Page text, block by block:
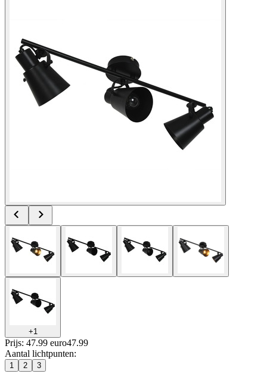
+1
Prijs: 47.99 euro47.99
Aantal lichtpunten:
1 2 3